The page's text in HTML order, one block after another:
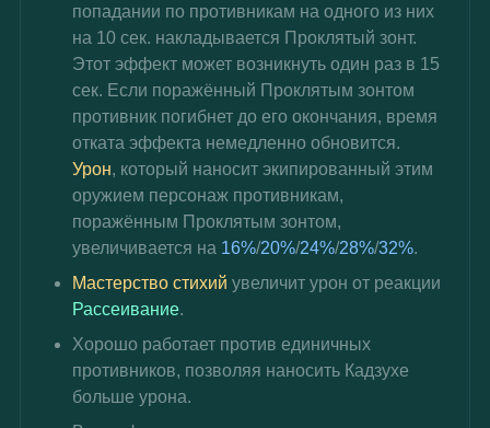
попадании по противникам на одного из них
на 10 сек. накладывается Проклятый зонт.
Этот эффект может возникнуть один раз в 15
сек. Если поражённый Проклятым зонтом
противник погибнет до его окончания, время
отката эффекта немедленно обновится.
Урон, который наносит экипированный этим
оружием персонаж противникам,
поражённым Проклятым зонтом,
увеличивается на 16%/20%/24%/28%/32%.
Мастерство стихий увеличит урон от реакции
Рассеивание.
Хорошо работает против единичных
противников, позволяя наносить Кадзухе
больше урона.